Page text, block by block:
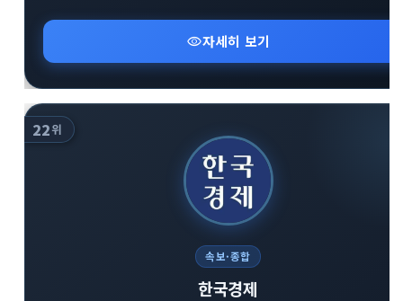
visibility자세히 보기
22위
속보·종합
한국경제